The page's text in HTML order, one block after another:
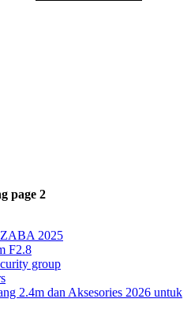
page 2
2025
F2.8
group
2.4m dan Aksesories 2026 untuk